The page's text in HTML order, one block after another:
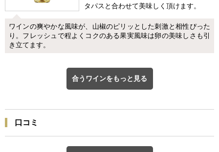
タパスと合わせて美味しく頂けます。
ワインの爽やかな風味が、山椒のピリッとした刺激と相性ぴった
り。フレッシュで程よくコクのある果実風味は卵の美味しさも引
き立てます。
合うワインをもっと見る
口コミ